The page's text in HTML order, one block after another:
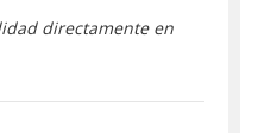
directamente en